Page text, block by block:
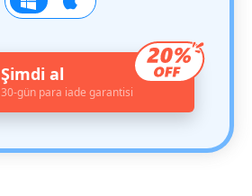
Şimdi al
30-gün para iade garantisi